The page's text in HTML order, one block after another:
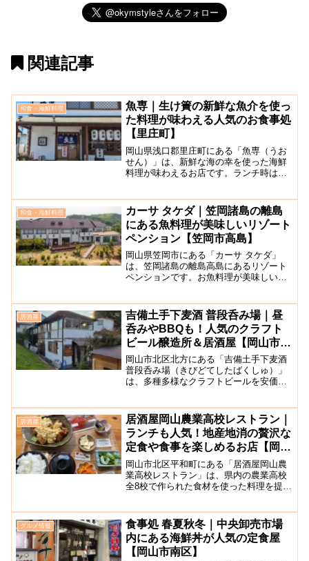
関連記事
和食・海鮮料理
魚専｜生け簀の新鮮な魚介を使っ
た料理が味わえる人気のお食事処
【里庄町】
岡山県浅口郡里庄町にある「魚専（うお
せん）」は、新鮮な海の幸を使った海鮮
料理が味わえるお店です。ランチ時は特
す。店内カウンター席の前には大きな生
け簀があり、魚...
和食・海鮮料理
カーサ タケダ｜笠岡諸島の離島
にある魚料理が美味しいリゾート
ペンション【笠岡市高島】
岡山県笠岡市にある「カーサ タケダ」
は、笠岡諸島の離島高島にあるリゾート
ペンションです。お魚料理が美味しいと
どのところにあり、日常を忘れてゆった
りとした瀬戸内時間を過...
居酒屋
吉備土手下麦酒 普段呑み場｜昼
呑みやBBQも！人気のクラフト
ビール醸造所＆居酒屋【岡山市北
区】
岡山市北区北方にある「吉備土手下麦酒
普段呑み場（きびどてしたばくしゅ）」
は、多種多様なクラフトビールを安価に
うな地ビール屋でありたい”をコンセプト
に、旭川の土手の下...
居酒屋
居酒屋岡山農業高校レストラン｜
ランチも人気！地産地消の贅沢な
定食や食事を楽しめるお店【岡山
市平和町】
岡山市北区平和町にある「居酒屋岡山農
業高校レストラン」は、県内の農業高校
全8校で作られた食材を使った料理を提供
おり、日によっては満席で入れないほど
人気があります。（予約...
グルメ情報
食事処 春夏秋冬｜中央卸売市場
内にある海鮮丼が人気の定食屋
【岡山市南区】